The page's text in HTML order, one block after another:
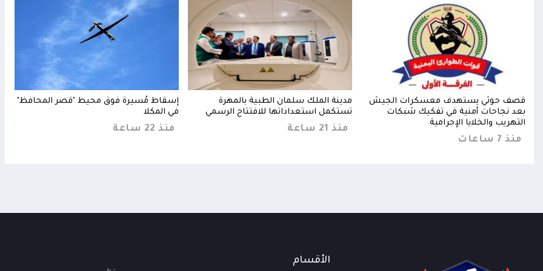
قصف حوثي يستهدف معسكرات الجيش
بعد نجاحات أمنية في تفكيك شبكات
التهريب والخلايا الإجرامية
منذ 7 ساعات
مدينة الملك سلمان الطبية بالمهرة
تستكمل استعداداتها للافتتاح الرسمي
منذ 21 ساعة
إسقاط مُسيرة فوق محيط "قصر المحافظ"
في المكلا
منذ 22 ساعة
الأقسام